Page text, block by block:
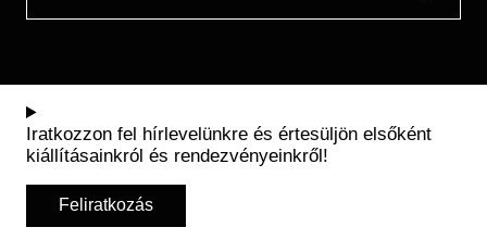
Iratkozzon fel hírlevelünkre és értesüljön elsőként
kiállításainkról és rendezvényeinkről!
Feliratkozás